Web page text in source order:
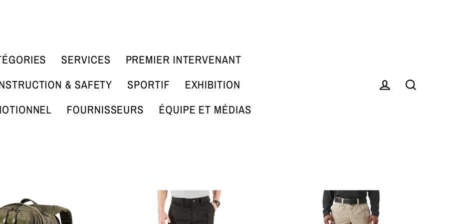
SERVICES
PREMIER INTERVENANT
& SAFETY
SPORTIF
EXHIBITION
FOURNISSEURS ÉQUIPE ET MÉDIAS